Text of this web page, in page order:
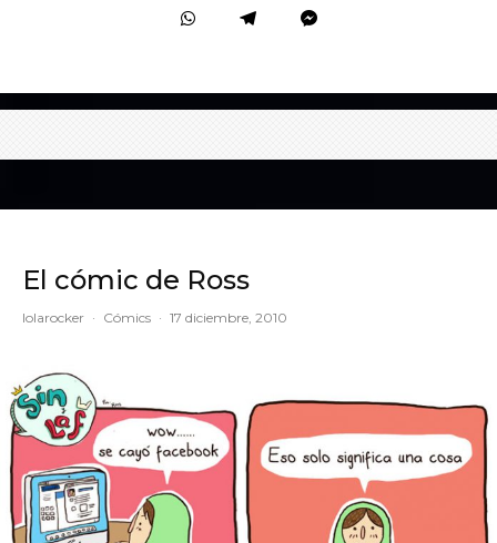
El cómic de Ross
lolarocker · Cómics · 17 diciembre, 2010